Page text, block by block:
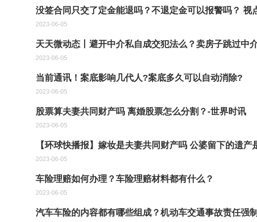
没签合同只交了定金能退吗？不退定金可以报警吗？ 视
2023-06-05
天天微动态丨避开中介私自成交犯法么？卖房子跳过中
2023-06-05
当前通讯！案底影响几代人?案底多久可以自动消除?
2023-06-05
股票算夫妻共同财产吗 离婚股票怎么分割？-世界时讯
2023-06-05
【环球快播报】嫁妆是夫妻共同财产吗 公婆留下的遗产
2023-06-05
车险理赔如何办理？车险理赔材料都有什么？
2023-06-05
汽车车险的内容都有哪些组成？机动车交通事故责任强